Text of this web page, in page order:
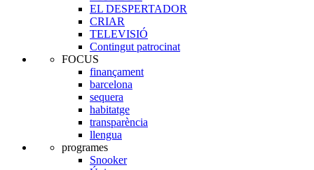
EL DESPERTADOR
CRIAR
TELEVISIÓ
Contingut patrocinat
FOCUS
finançament
barcelona
sequera
habitatge
transparència
llengua
programes
Snooker